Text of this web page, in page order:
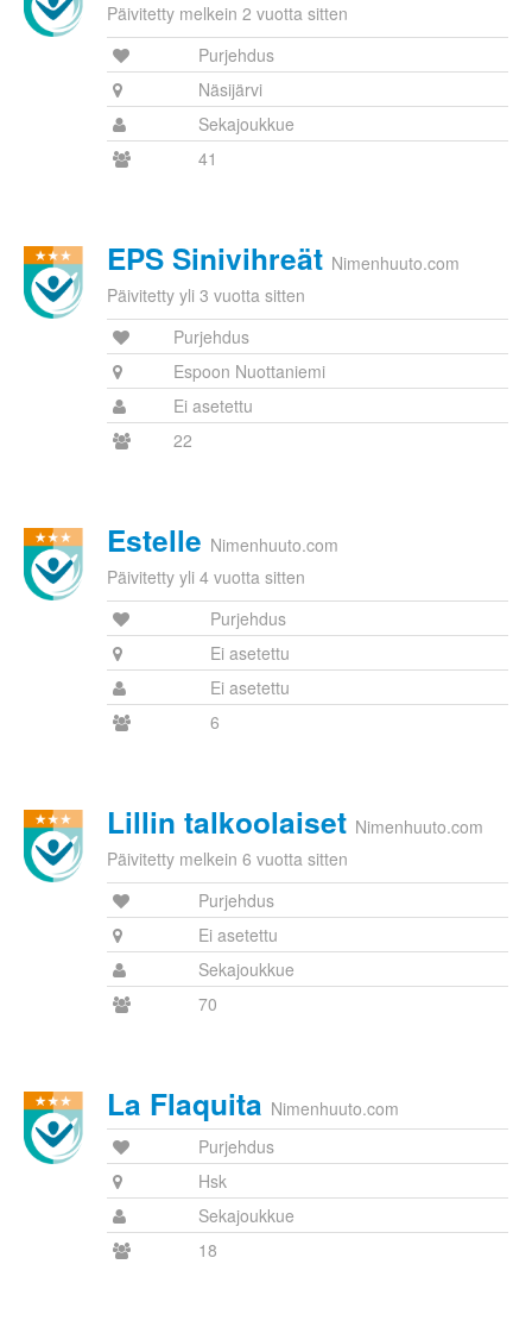
Päivitetty melkein 2 vuotta sitten
Purjehdus
Näsijärvi
Sekajoukkue
41
EPS Sinivihreät Nimenhuuto.com
Päivitetty yli 3 vuotta sitten
Purjehdus
Espoon Nuottaniemi
Ei asetettu
22
Estelle Nimenhuuto.com
Päivitetty yli 4 vuotta sitten
Purjehdus
Ei asetettu
Ei asetettu
6
Lillin talkoolaiset Nimenhuuto.com
Päivitetty melkein 6 vuotta sitten
Purjehdus
Ei asetettu
Sekajoukkue
70
La Flaquita Nimenhuuto.com
Purjehdus
Hsk
Sekajoukkue
18